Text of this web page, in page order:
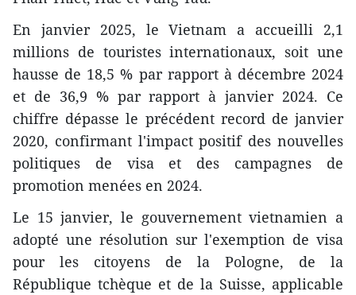
En janvier 2025, le Vietnam a accueilli 2,1
millions de touristes internationaux, soit une
hausse de 18,5 % par rapport à décembre 2024
et de 36,9 % par rapport à janvier 2024. Ce
chiffre dépasse le précédent record de janvier
2020, confirmant l'impact positif des nouvelles
politiques de visa et des campagnes de
promotion menées en 2024.
Le 15 janvier, le gouvernement vietnamien a
adopté une résolution sur l'exemption de visa
pour les citoyens de la Pologne, de la
République tchèque et de la Suisse, applicable